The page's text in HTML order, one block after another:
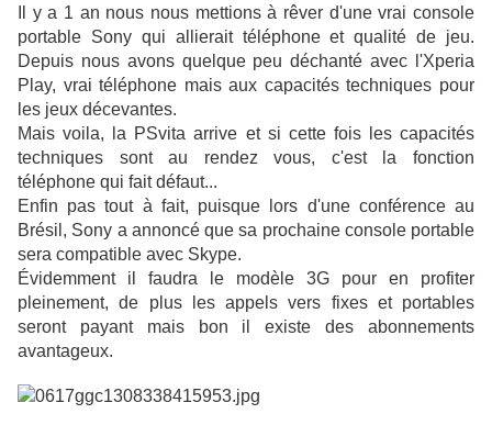
Il y a 1 an nous nous mettions à rêver d'une vrai console
portable Sony qui allierait téléphone et qualité de jeu.
Depuis nous avons quelque peu déchanté avec l'Xperia
Play, vrai téléphone mais aux capacités techniques pour
les jeux décevantes.
Mais voila, la PSvita arrive et si cette fois les capacités
techniques sont au rendez vous, c'est la fonction
téléphone qui fait défaut...
Enfin pas tout à fait, puisque lors d'une conférence au
Brésil, Sony a annoncé que sa prochaine console portable
sera compatible avec Skype.
Évidemment il faudra le modèle 3G pour en profiter
pleinement, de plus les appels vers fixes et portables
seront payant mais bon il existe des abonnements
avantageux.